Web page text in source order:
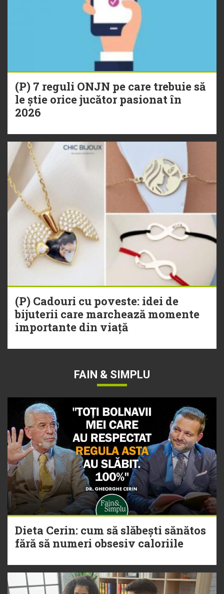
(P) 7 reguli ONJN pe care trebuie să
le știe orice jucător pasionat în
2026
(P) Cadouri cu poveste: idei de
bijuterii care marchează momente
importante din viață
FAIN & SIMPLU
Dieta Cerin: cum să slăbești sănătos
fără să numeri obsesiv caloriile